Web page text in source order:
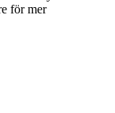
för mer